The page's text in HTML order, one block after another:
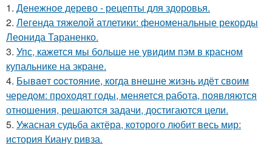
1. Денежное дерево - рецепты для здоровья.
2. Легенда тяжелой атлетики: феноменальные рекорды
Леонида Тараненко.
3. Упс, кажется мы больше не увидим пэм в красном
купальнике на экране.
4. Бывaeт coстояние, когда внешне жизнь идёт своим
чередом: проходят годы, меняется работа, появляются
отношения, решаются задачи, достигаются цели.
5. Ужасная судьба актёра, которого любит весь мир:
история Киану ривза.